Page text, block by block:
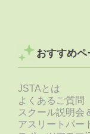
おすすめペ
JSTAとは
よくあるご質問
スクール説明会
アスリートパー